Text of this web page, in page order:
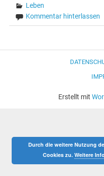
Leben
Kommentar hinterlassen
Erstellt mit
Durch die weitere Nutzung
Cookies zu.Weitere